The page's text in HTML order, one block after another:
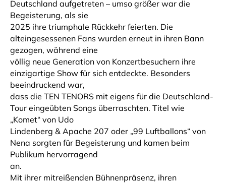
Deutschland aufgetreten – umso größer war die
Begeisterung, als sie
2025 ihre triumphale Rückkehr feierten. Die
alteingesessenen Fans wurden erneut in ihren Bann
gezogen, während eine
völlig neue Generation von Konzertbesuchern ihre
einzigartige Show für sich entdeckte. Besonders
beeindruckend war,
dass die TEN TENORS mit eigens für die Deutschland-
Tour eingeübten Songs überraschten. Titel wie
„Komet“ von Udo
Lindenberg & Apache 207 oder „99 Luftballons“ von
Nena sorgten für Begeisterung und kamen beim
Publikum hervorragend
an.
Mit ihrer mitreißenden Bühnenpräsenz, ihren